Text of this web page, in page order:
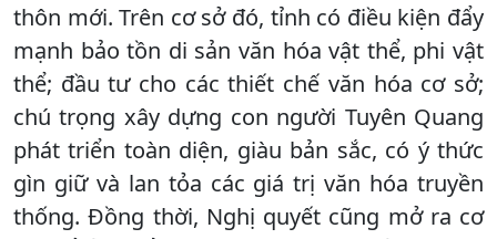
thôn mới. Trên cơ sở đó, tỉnh có điều kiện đẩy
mạnh bảo tồn di sản văn hóa vật thể, phi vật
thể; đầu tư cho các thiết chế văn hóa cơ sở;
chú trọng xây dựng con người Tuyên Quang
phát triển toàn diện, giàu bản sắc, có ý thức
gìn giữ và lan tỏa các giá trị văn hóa truyền
thống. Đồng thời, Nghị quyết cũng mở ra cơ